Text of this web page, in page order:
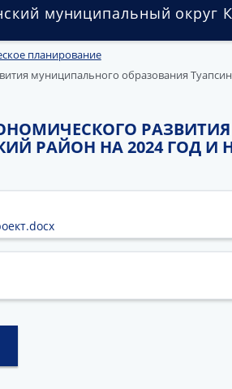
муниципальный округ
планирование
муниципального образования
РАЙОН НА 2024 ГОД И